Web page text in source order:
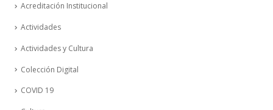
Acreditación Institucional
Actividades
Actividades y Cultura
Colección Digital
COVID 19